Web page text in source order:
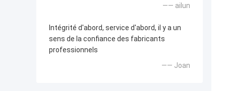
—— ailun
Intégrité d'abord, service d'abord, il y a un
sens de la confiance des fabricants
professionnels
—— Joan